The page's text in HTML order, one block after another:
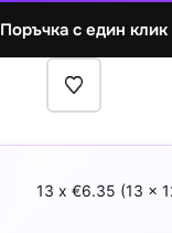
Поръчка с един клик
13 x €6.35 (13 x